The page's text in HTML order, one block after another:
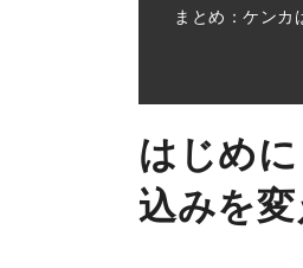
まとめ：ケンカ
はじめ
込みを変